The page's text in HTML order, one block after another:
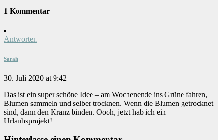
1 Kommentar
Antworten
Sarah
30. Juli 2020 at 9:42
Das ist ein super schöne Idee – am Wochenende ins Grüne fahren,
Blumen sammeln und selber trocknen. Wenn die Blumen getrocknet
sind, dann den Kranz binden. Oooh, jetzt hab ich ein
Urlaubsprojekt!